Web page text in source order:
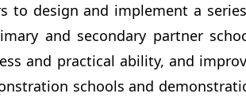
to design and implement a
and secondary partner
and practical ability, and
schools and